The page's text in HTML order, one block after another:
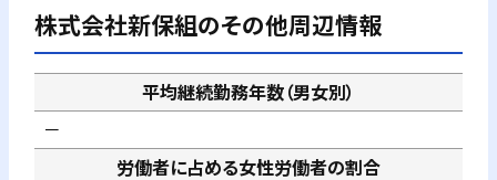
株式会社新保組のその他周辺情報
平均継続勤務年数（男女別）
－
労働者に占める女性労働者の割合